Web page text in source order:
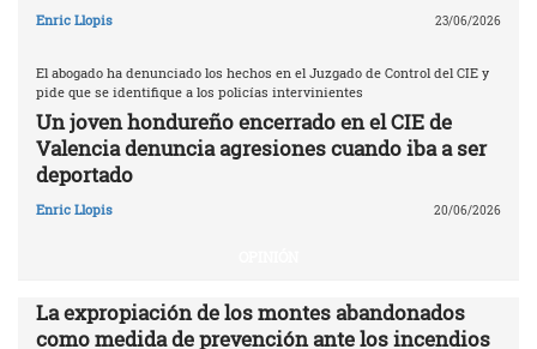
Enric Llopis 23/06/2026
El abogado ha denunciado los hechos en el Juzgado de Control del CIE y
pide que se identifique a los policías intervinientes
Un joven hondureño encerrado en el CIE de
Valencia denuncia agresiones cuando iba a ser
deportado
Enric Llopis 20/06/2026
La expropiación de los montes abandonados
como medida de prevención ante los incendios